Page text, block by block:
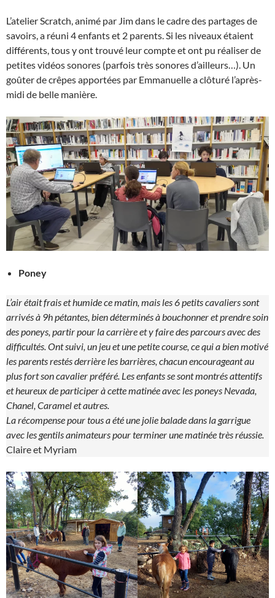
L’atelier Scratch, animé par Jim dans le cadre des partages de
savoirs, a réuni 4 enfants et 2 parents. Si les niveaux étaient
différents, tous y ont trouvé leur compte et ont pu réaliser de
petites vidéos sonores (parfois très sonores d’ailleurs…). Un
goûter de crêpes apportées par Emmanuelle a clôturé l’après-
midi de belle manière.
Poney
L’air était frais et humide ce matin, mais les 6 petits cavaliers sont
arrivés à 9h pétantes, bien déterminés à bouchonner et prendre soin
des poneys, partir pour la carrière et y faire des parcours avec des
difficultés. Ont suivi, un jeu et une petite course, ce qui a bien motivé
les parents restés derrière les barrières, chacun encourageant au
plus fort son cavalier préféré. Les enfants se sont montrés attentifs
et heureux de participer à cette matinée avec les poneys Nevada,
Chanel, Caramel et autres.
La récompense pour tous a été une jolie balade dans la garrigue
avec les gentils animateurs pour terminer une matinée très réussie.
Claire et Myriam